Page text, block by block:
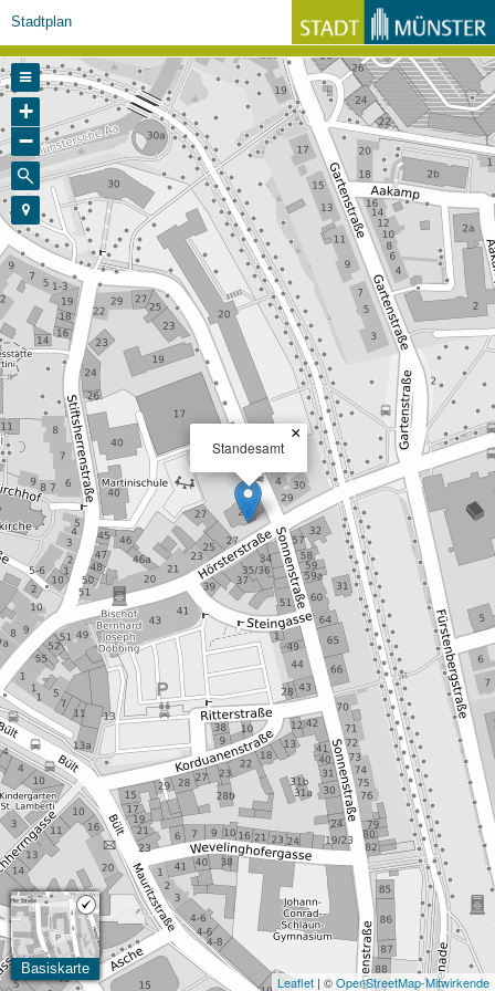
Stadtplan
Standesamt
×
+
−
Basiskarte
Leaflet | ©OpenStreetMap-Mitwirkende